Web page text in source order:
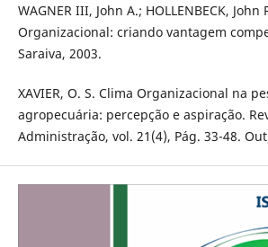
WAGNER III, John A.; HOLLENBECK,
Organizacional: criando vantagem
Saraiva, 2003.
XAVIER, O. S. Clima Organizacional na
agropecuária: percepção e aspiração.
Administração, vol. 21(4), Pág. 33-48.